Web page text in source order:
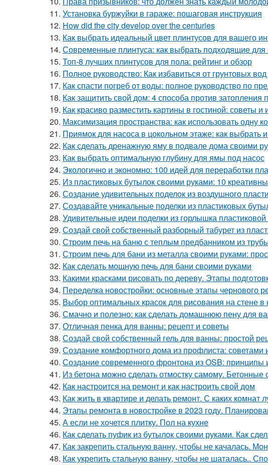
11. Установка буржуйки в гараже: пошаговая инструкция
12. How did the city develop over the centuries
13. Как выбрать идеальный цвет плинтусов для вашего
14. Современные плинтуса: как выбрать подходящие для
15. Топ-8 лучших плинтусов для пола: рейтинг и обзор
16. Полное руководство: Как избавиться от грунтовых
17. Как спасти погреб от воды: полное руководство по
18. Как защитить свой дом: 4 способа против затопления
19. Как красиво разместить картины в гостиной: советы и
20. Максимизация пространства: как использовать одну
21. Приямок для насоса в цокольном этаже: как выбрать
22. Как сделать дренажную яму в подвале дома своими
23. Как выбрать оптимальную глубину для ямы под насос
24. Экологично и экономно: 100 идей для переработки
25. Из пластиковых бутылок своими руками: 10
26. Создание удивительных поделок из воздушного
27. Создавайте уникальные поделки из пластиковых
28. Удивительные идеи поделки из горлышка пластиковой
29. Создай свой собственный разборный табурет из
30. Строим печь на баню с теплым предбанником из
31. Строим печь для бани из металла своими руками:
32. Как сделать мощную печь для бани своими руками
33. Какими красками рисовать по дереву. Этапы
34. Переделка новостройки: основные этапы чернового
35. Выбор оптимальных красок для рисования на стене в
36. Смачно и полезно: как сделать домашнюю пену для
37. Отличная пенка для ванны: рецепт и советы
38. Создай свой собственный гель для ванны: простой
39. Создание комфортного дома из профлиста: советами
40. Создание современного фронтона из OSB:
41. Из бетона можно сделать отмостку самому. Бетонные
42. Как настроится на ремонт и как настроить свой дом
43. Как жить в квартире и делать ремонт. С каких комнат
44. Этапы ремонта в новостройке в 2023 году.
45. А если не хочется плитку. Пол на кухне
46. Как сделать пуфик из бутылок своими руками. Как
47. Как закрепить стальную ванну, чтобы не качалась.
48. Как укрепить стальную ванну, чтобы не шаталась..